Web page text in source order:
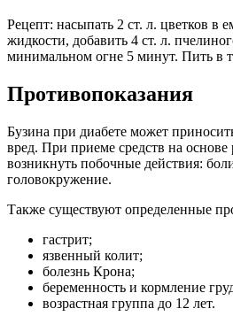
Рецепт: насыпать 2 ст. л. цветков в
жидкости, добавить 4 ст. л.
минимальном огне 5 минут. Пить в
Противопоказания
Бузина при диабете может
вред. При приеме средств на основе
возникнуть побочные действия:
головокружение.
Также существуют определенные
гастрит;
язвенный колит;
болезнь Крона;
беременность и кормление
возрастная группа до 12 лет.